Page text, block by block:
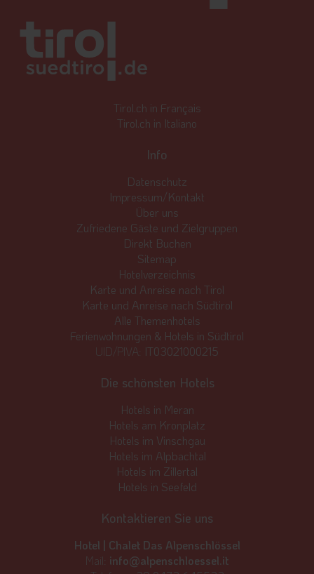
Tirol.ch in Français
Tirol.ch in Italiano
Info
Datenschutz
Impressum/Kontakt
Über uns
Zufriedene Gäste und Zielgruppen
Direkt Buchen
Sitemap
Hotelverzeichnis
Karte und Anreise nach Tirol
Karte und Anreise nach Südtirol
Alle Themenhotels
Ferienwohnungen & Hotels in Südtirol
UID/PIVA: IT03021000215
Die schönsten Hotels
Hotels in Meran
Hotels am Kronplatz
Hotels im Vinschgau
Hotels im Alpbachtal
Hotels im Zillertal
Hotels in Seefeld
Kontaktieren Sie uns
Hotel | Chalet Das Alpenschlössel
Mail: info@alpenschloessel.it